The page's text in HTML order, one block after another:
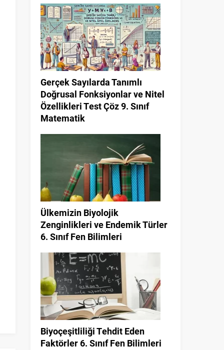
Gerçek Sayılarda Tanımlı
Doğrusal Fonksiyonlar ve Nitel
Özellikleri Test Çöz 9. Sınıf
Matematik
Ülkemizin Biyolojik
Zenginlikleri ve Endemik Türler
6. Sınıf Fen Bilimleri
Biyoçeşitliliği Tehdit Eden
Faktörler 6. Sınıf Fen Bilimleri